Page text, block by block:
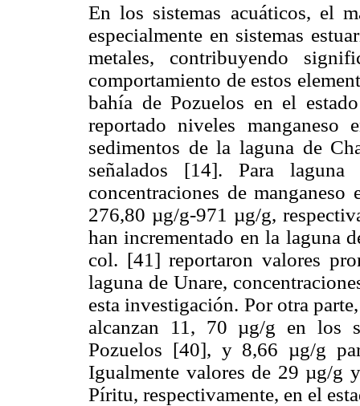
En los sistemas acuáticos, el
especialmente en sistemas
metales, contribuyendo
comportamiento de estos
bahía de Pozuelos en el
reportado niveles
sedimentos de la laguna de
señalados [14]. Para
concentraciones de
276,80 µg/g-971 µg/g,
han incrementado en la laguna
col. [41] reportaron valores
laguna de Unare,
esta investigación. Por otra
alcanzan 11, 70 µg/g en los
Pozuelos [40], y 8,66 µg/g
Igualmente valores de 29 µg/g
Píritu, respectivamente, en el